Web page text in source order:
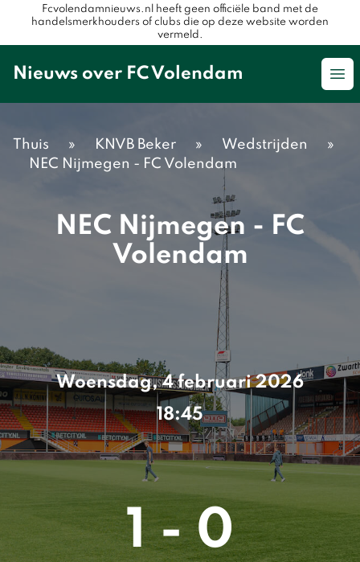
Fcvolendamnieuws.nl heeft geen officiële band met de
handelsmerkhouders of clubs die op deze website worden
vermeld.
Nieuws over FC Volendam
Thuis » KNVB Beker » Wedstrijden
»
NEC Nijmegen - FC Volendam
NEC Nijmegen - FC
Volendam
Woensdag, 4 februari 2026
18:45
1 - 0